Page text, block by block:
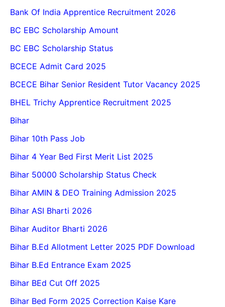
Bank Of India Apprentice Recruitment 2026
BC EBC Scholarship Amount
BC EBC Scholarship Status
BCECE Admit Card 2025
BCECE Bihar Senior Resident Tutor Vacancy 2025
BHEL Trichy Apprentice Recruitment 2025
Bihar
Bihar 10th Pass Job
Bihar 4 Year Bed First Merit List 2025
Bihar 50000 Scholarship Status Check
Bihar AMIN & DEO Training Admission 2025
Bihar ASI Bharti 2026
Bihar Auditor Bharti 2026
Bihar B.Ed Allotment Letter 2025 PDF Download
Bihar B.Ed Entrance Exam 2025
Bihar BEd Cut Off 2025
Bihar Bed Form 2025 Correction Kaise Kare